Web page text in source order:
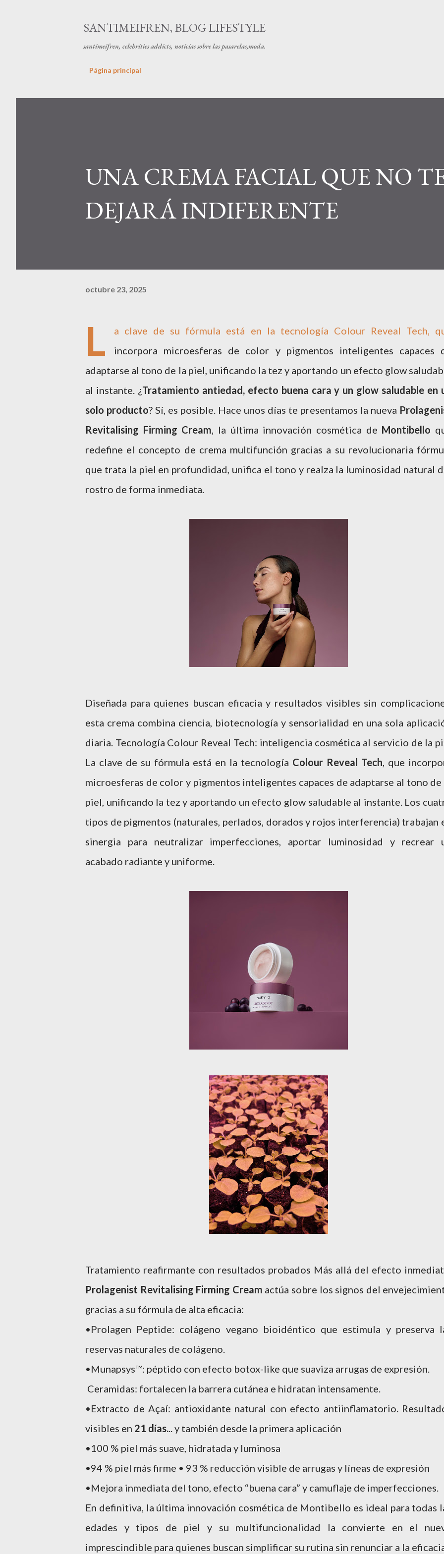
SANTIMEIFREN, BLOG LIFESTYLE
santimeifren, celebrities addicts, noticias sobre las pasarelas,moda.
Página principal
UNA CREMA FACIAL QUE NO
DEJARÁ INDIFERENTE
octubre 23, 2025
L
a clave de su fórmula está en la tecnología Colour Reveal Tech,
incorpora microesferas de color y pigmentos inteligentes capaces
adaptarse al tono de la piel, unificando la tez y aportando un efecto glow
al instante. ¿Tratamiento antiedad, efecto buena cara y un glow saludable en
solo producto? Sí, es posible. Hace unos días te presentamos la nueva
Revitalising Firming Cream, la última innovación cosmética de Montibello
redefine el concepto de crema multifunción gracias a su revolucionaria
que trata la piel en profundidad, unifica el tono y realza la luminosidad natural
rostro de forma inmediata.
Diseñada para quienes buscan eficacia y resultados visibles sin
esta crema combina ciencia, biotecnología y sensorialidad en una sola
diaria. Tecnología Colour Reveal Tech: inteligencia cosmética al servicio de la
La clave de su fórmula está en la tecnología Colour Reveal Tech, que
microesferas de color y pigmentos inteligentes capaces de adaptarse al tono de
piel, unificando la tez y aportando un efecto glow saludable al instante. Los
tipos de pigmentos (naturales, perlados, dorados y rojos interferencia) trabajan
sinergia para neutralizar imperfecciones, aportar luminosidad y recrear
acabado radiante y uniforme.
Tratamiento reafirmante con resultados probados Más allá del efecto
Prolagenist Revitalising Firming Cream actúa sobre los signos del
gracias a su fórmula de alta eficacia:
•Prolagen Peptide: colágeno vegano bioidéntico que estimula y preserva
reservas naturales de colágeno.
•Munapsys™: péptido con efecto botox-like que suaviza arrugas de expresión.
Ceramidas: fortalecen la barrera cutánea e hidratan intensamente.
•Extracto de Açaí: antioxidante natural con efecto antiinflamatorio.
visibles en 21 días... y también desde la primera aplicación
•100 % piel más suave, hidratada y luminosa
•94 % piel más firme • 93 % reducción visible de arrugas y líneas de expresión
•Mejora inmediata del tono, efecto “buena cara” y camuflaje de imperfecciones.
En definitiva, la última innovación cosmética de Montibello es ideal para todas
edades y tipos de piel y su multifuncionalidad la convierte en el
imprescindible para quienes buscan simplificar su rutina sin renunciar a la